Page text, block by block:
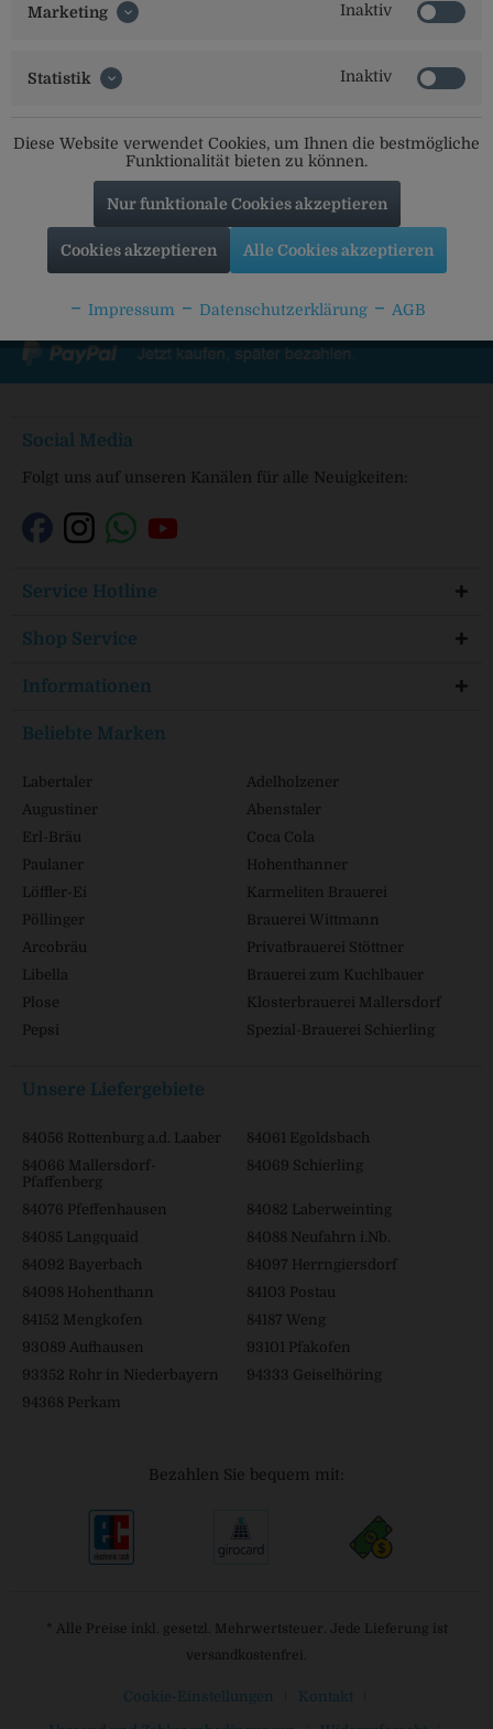
enthält 2,50 % Vol. Alkohol
6 x 0,33 L 5,99 €
(3,03 € / 1 L)
Social Media
Folgt uns auf unseren Kanälen für alle Neuigkeiten:
Service Hotline
Shop Service
Informationen
Beliebte Marken
Labertaler
Adelholzener
Augustiner
Abenstaler
Erl-Bräu
Coca Cola
Paulaner
Hohenthanner
Löffler-Ei
Karmeliten Brauerei
Pöllinger
Brauerei Wittmann
Arcobräu
Privatbrauerei Stöttner
Libella
Brauerei zum Kuchlbauer
Plose
Klosterbrauerei Mallersdorf
Pepsi
Spezial-Brauerei Schierling
Unsere Liefergebiete
84056 Rottenburg a.d. Laaber
84061 Egoldsbach
84066 Mallersdorf-
Pfaffenberg
84069 Schierling
84076 Pfeffenhausen
84082 Laberweinting
84085 Langquaid
84088 Neufahrn i.Nb.
84092 Bayerbach
84097 Herrngiersdorf
84098 Hohenthann
84103 Postau
84152 Mengkofen
84187 Weng
93089 Aufhausen
93101 Pfakofen
93352 Rohr in Niederbayern
94333 Geiselhöring
94368 Perkam
Bezahlen Sie bequem mit:
* Alle Preise inkl. gesetzl. Mehrwertsteuer. Jede Lieferung ist
versandkostenfrei.
Cookie-Einstellungen Kontakt
Marketing Inaktiv
Statistik Inaktiv
Diese Website verwendet Cookies, um Ihnen die bestmögliche
Funktionalität bieten zu können.
Nur funktionale Cookies akzeptieren
Cookies akzeptieren Alle Cookies akzeptieren
Impressum Datenschutzerklärung AGB